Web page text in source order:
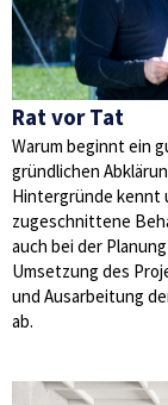
Rat vor Tat
Warum beginnt ein
gründlichen
Hintergründe kennt
zugeschnittene
auch bei der
Umsetzung des
und Ausarbeitung
ab.